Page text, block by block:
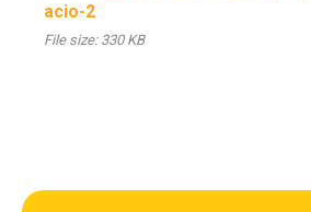
acio-2
File size:330 KB